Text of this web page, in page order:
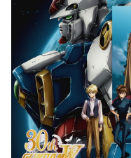
よくある質問